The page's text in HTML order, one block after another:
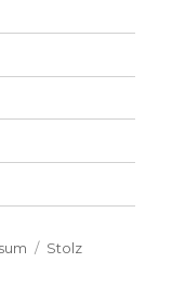
Stolz